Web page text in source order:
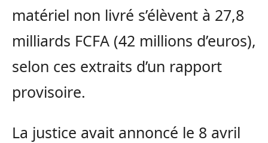
matériel non livré s’élèvent à 27,8
milliards FCFA (42 millions d’euros),
selon ces extraits d’un rapport
provisoire.
La justice avait annoncé le 8 avril